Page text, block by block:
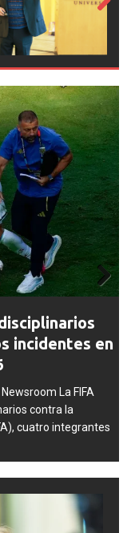
en
La FIFA
contra la
cuatro integrantes